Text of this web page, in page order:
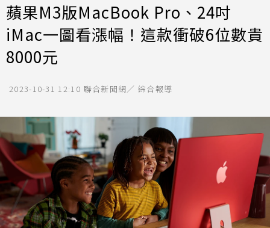
蘋果M3版MacBook Pro、24吋
iMac一圖看漲幅！這款衝破6位數貴
8000元
2023-10-31 12:10 聯合新聞網／ 綜合報導